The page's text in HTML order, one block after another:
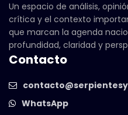
Un espacio de análisis,
crítica y el contexto
que marcan la agenda
profundidad, claridad y
Contacto
WhatsApp